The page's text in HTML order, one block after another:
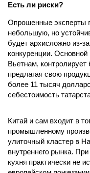
Есть ли риски?
Опрошенные эксперты
небольшую, но
будет архисложно из-
конкуренции.
Вьетнам,
предлагая свою
более 11 тысяч
себестоимость
Китай и сам входит в
промышленному
улиточный кластер в
внутреннего рынка.
кухня практически не